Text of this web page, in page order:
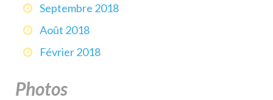
Septembre 2018
Août 2018
Février 2018
Photos